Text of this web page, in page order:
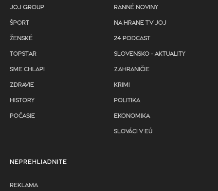
JOJ GROUP
ŠPORT
ŽENSKÉ
TOPSTAR
SME CHLAPI
ZDRAVIE
HISTORY
POČASIE
RANNÉ NOVINY
NA HRANE TV JOJ
24 PODCAST
SLOVENSKO - AKTUALITY
ZAHRANIČIE
KRIMI
POLITIKA
EKONOMIKA
SLOVÁCI V EÚ
NEPREHLIADNITE
REKLAMA